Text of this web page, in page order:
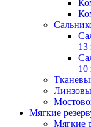
13
10
Мягкие
Мягкие